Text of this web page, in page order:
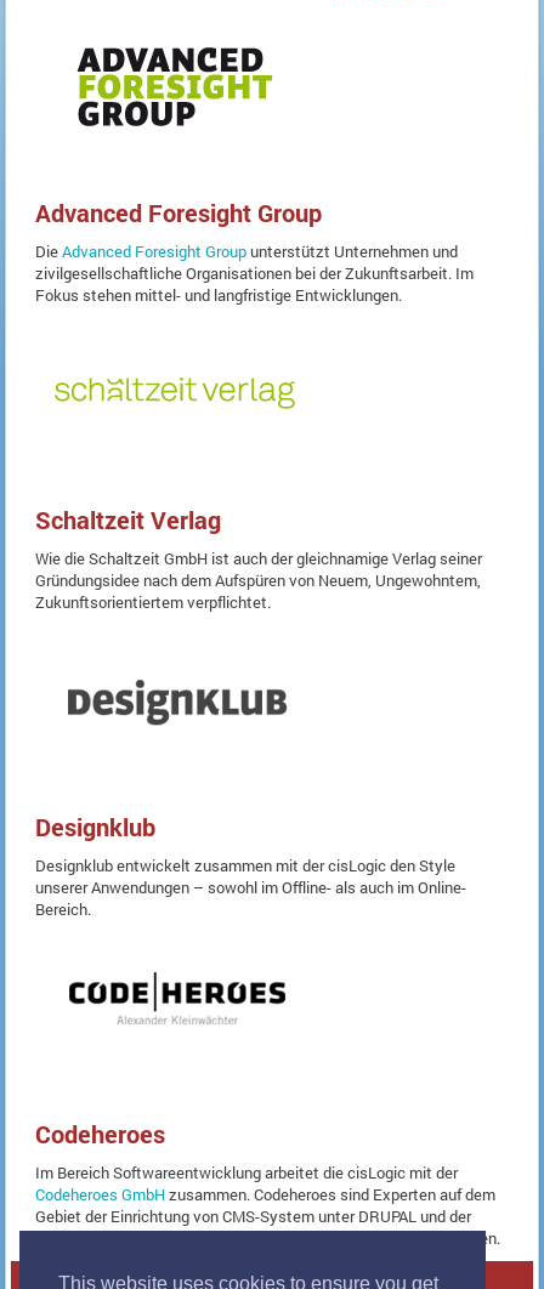
This website uses cookies to ensure you get
Advanced Foresight Group
DieAdvanced Foresight Groupunterstützt Unternehmen und
zivilgesellschaftliche Organisationen bei der Zukunftsarbeit. Im
Fokus stehen mittel- und langfristige Entwicklungen.
Schaltzeit Verlag
Wie die Schaltzeit GmbH ist auch der gleichnamige Verlag seiner
Gründungsidee nach dem Aufspüren von Neuem, Ungewohntem,
Zukunftsorientiertem verpflichtet.
Designklub
Designklub entwickelt zusammen mit der cisLogic den Style
unserer Anwendungen – sowohl im Offline- als auch im Online-
Bereich.
Codeheroes
Im Bereich Softwareentwicklung arbeitet die cisLogic mit der
Codeheroes GmbHzusammen. Codeheroes sind Experten auf dem
Gebiet der Einrichtung von CMS-System unter DRUPAL und der
Entwicklung von leistungsstarken Business Intelligence Lösungen.